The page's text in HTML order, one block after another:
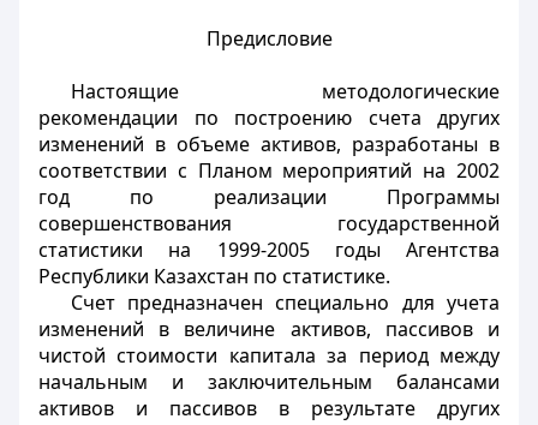
Предисловие
Настоящие методологические
рекомендации по построению счета других
изменений в объеме активов, разработаны в
соответствии с Планом мероприятий на 2002
год по реализации Программы
совершенствования государственной
статистики на 1999-2005 годы Агентства
Республики Казахстан по статистике.
Счет предназначен специально для учета
изменений в величине активов, пассивов и
чистой стоимости капитала за период между
начальным и заключительным балансами
активов и пассивов в результате других